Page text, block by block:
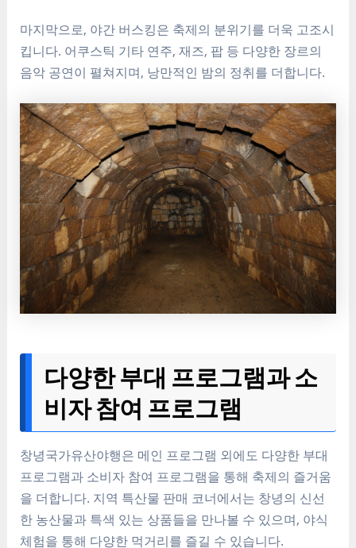
마지막으로, 야간 버스킹은 축제의 분위기를 더욱 고조시
킵니다. 어쿠스틱 기타 연주, 재즈, 팝 등 다양한 장르의
음악 공연이 펼쳐지며, 낭만적인 밤의 정취를 더합니다.
다양한 부대 프로그램과 소
비자 참여 프로그램
창녕국가유산야행은 메인 프로그램 외에도 다양한 부대
프로그램과 소비자 참여 프로그램을 통해 축제의 즐거움
을 더합니다. 지역 특산물 판매 코너에서는 창녕의 신선
한 농산물과 특색 있는 상품들을 만나볼 수 있으며, 야식
체험을 통해 다양한 먹거리를 즐길 수 있습니다.